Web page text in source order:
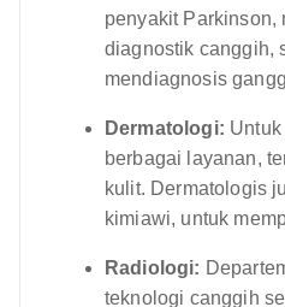
penyakit Parkinson,
diagnostik canggih,
mendiagnosis
Dermatologi:
berbagai layanan,
kulit. Dermatologis
kimiawi, untuk
Radiologi:
teknologi canggih